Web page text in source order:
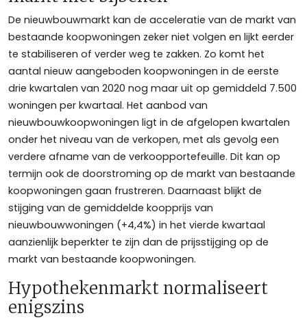
De nieuwbouwmarkt kan de acceleratie van de markt van
bestaande koopwoningen zeker niet volgen en lijkt eerder
te stabiliseren of verder weg te zakken. Zo komt het
aantal nieuw aangeboden koopwoningen in de eerste
drie kwartalen van 2020 nog maar uit op gemiddeld 7.500
woningen per kwartaal. Het aanbod van
nieuwbouwkoopwoningen ligt in de afgelopen kwartalen
onder het niveau van de verkopen, met als gevolg een
verdere afname van de verkoopportefeuille. Dit kan op
termijn ook de doorstroming op de markt van bestaande
koopwoningen gaan frustreren. Daarnaast blijkt de
stijging van de gemiddelde koopprijs van
nieuwbouwwoningen (+4,4%) in het vierde kwartaal
aanzienlijk beperkter te zijn dan de prijsstijging op de
markt van bestaande koopwoningen.
Hypothekenmarkt normaliseert
enigszins